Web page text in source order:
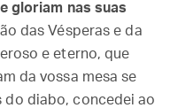
gloriam nas suas
das Vésperas e da
e eterno, que
da vossa mesa se
do diabo, concedei ao